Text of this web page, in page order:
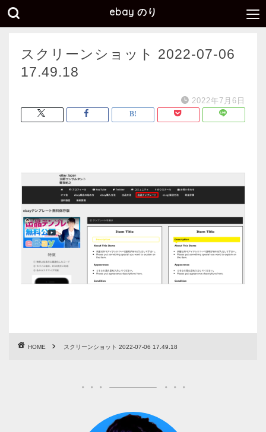
ebay のり
スクリーンショット 2022-07-06
17.49.18
2022年7月6日
HOME スクリーンショット 2022-07-06 17.49.18